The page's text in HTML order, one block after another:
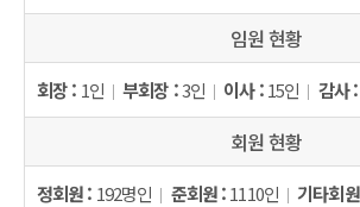
임원 현황
회장 : 1인 부회장 :3인 이사 :15인 감사 :
회원 현황
정회원 : 192명인 준회원 :1110인 기타회